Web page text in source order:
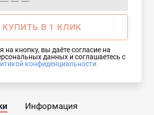
КУПИТЬ В 1 КЛИК
на кнопку, вы даёте согласие на
конфиденциальности
Информация